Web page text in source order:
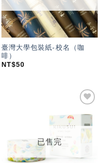
臺灣大學包裝紙-校名（咖
啡）
NT$50
「願
望輕
單」
已售完